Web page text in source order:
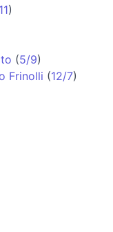
)
(5/9)
Frinolli (12/7)